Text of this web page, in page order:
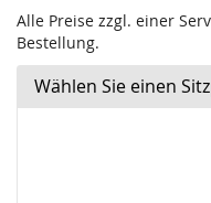
Alle Preise zzgl. einer
Bestellung.
Wählen Sie einen